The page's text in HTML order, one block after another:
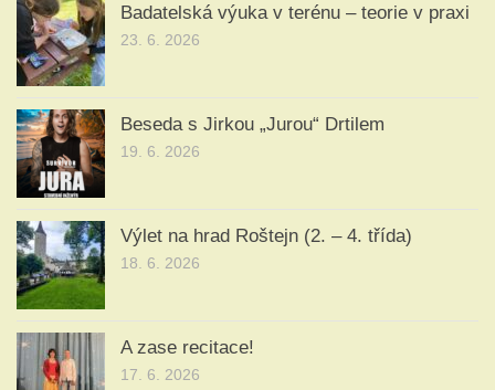
Badatelská výuka v terénu – teorie v praxi
23. 6. 2026
Beseda s Jirkou „Jurou“ Drtilem
19. 6. 2026
Výlet na hrad Roštejn (2. – 4. třída)
18. 6. 2026
A zase recitace!
17. 6. 2026